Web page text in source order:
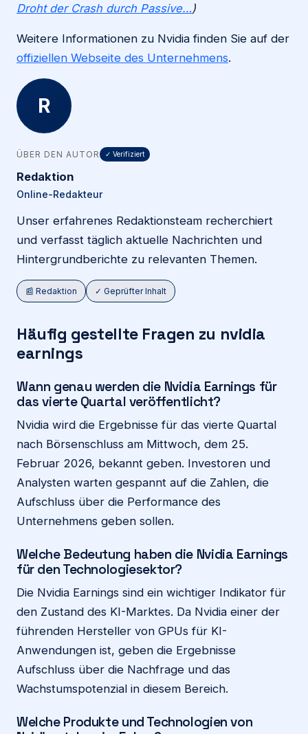
Droht der Crash durch Passive…)
Weitere Informationen zu Nvidia finden Sie auf der
offiziellen Webseite des Unternehmens.
R
ÜBER DEN AUTOR ✓ Verifiziert
Redaktion
Online-Redakteur
Unser erfahrenes Redaktionsteam recherchiert
und verfasst täglich aktuelle Nachrichten und
Hintergrundberichte zu relevanten Themen.
📰 Redaktion ✓ Geprüfter Inhalt
Häufig gestellte Fragen zu nvidia
earnings
Wann genau werden die Nvidia Earnings für
das vierte Quartal veröffentlicht?
Nvidia wird die Ergebnisse für das vierte Quartal
nach Börsenschluss am Mittwoch, dem 25.
Februar 2026, bekannt geben. Investoren und
Analysten warten gespannt auf die Zahlen, die
Aufschluss über die Performance des
Unternehmens geben sollen.
Welche Bedeutung haben die Nvidia Earnings
für den Technologiesektor?
Die Nvidia Earnings sind ein wichtiger Indikator für
den Zustand des KI-Marktes. Da Nvidia einer der
führenden Hersteller von GPUs für KI-
Anwendungen ist, geben die Ergebnisse
Aufschluss über die Nachfrage und das
Wachstumspotenzial in diesem Bereich.
Welche Produkte und Technologien von